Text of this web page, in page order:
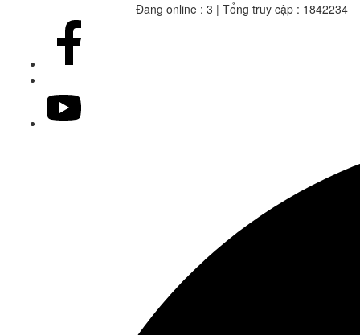
Đang online : 3 | Tổng truy cập : 1842234